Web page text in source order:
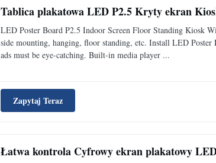
Tablica plakatowa LED P2.5 Kryty ekran
LED Poster Board P2.5 Indoor Screen Floor Standing Kiosk
side mounting, hanging, floor standing, etc. Install LED
ads must be eye-catching. Built-in media player ...
Zapytaj Teraz
Łatwa kontrola Cyfrowy ekran plakatowy